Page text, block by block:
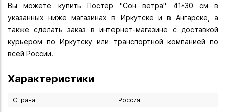
Вы можете купить Постер "Сон ветра" 41*30 см в
указанных ниже магазинах в Иркутске и в Ангарске, а
также сделать заказ в интернет-магазине с доставкой
курьером по Иркутску или транспортной компанией по
всей России.
Характеристики
Страна: Россия